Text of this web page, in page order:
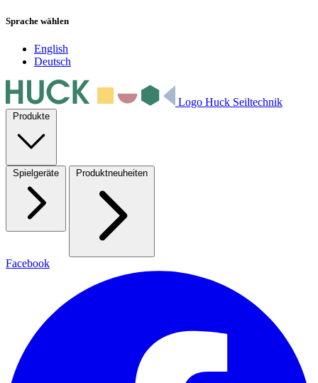
Sprache wählen
English
Deutsch
Logo Huck Seiltechnik
Produkte
Spielgeräte Produktneuheiten
Facebook